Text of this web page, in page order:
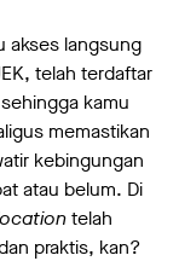
akses langsung
telah terdaftar
kamu
memastikan
kebingungan
atau belum. Di
telah
praktis, kan?